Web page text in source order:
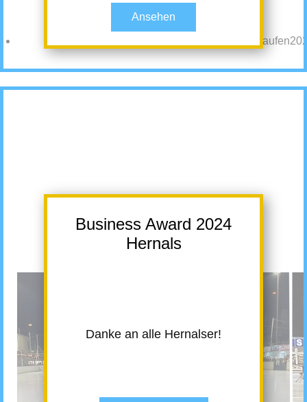
Ansehen
Business Award 2024
Hernals
Danke an alle Hernalser!